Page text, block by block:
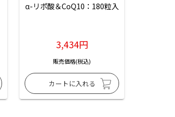
α-リポ酸＆CoQ10：180粒入
3,434円
販売価格(税込)